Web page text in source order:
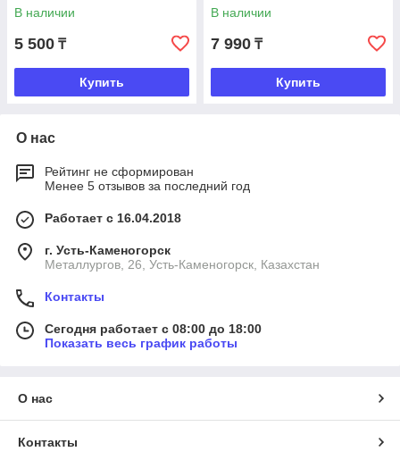
В наличии
5 500 ₸
Купить
В наличии
7 990 ₸
Купить
О нас
Рейтинг не сформирован
Менее 5 отзывов за последний год
Работает с 16.04.2018
г. Усть-Каменогорск
Металлургов, 26, Усть-Каменогорск, Казахстан
Контакты
Сегодня работает с 08:00 до 18:00
Показать весь график работы
О нас
Контакты